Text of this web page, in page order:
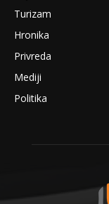
Turizam
Hronika
Privreda
Mediji
Politika